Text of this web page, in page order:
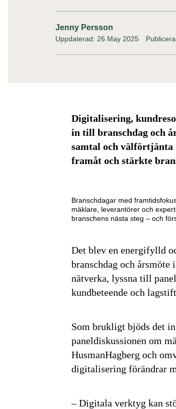
Jenny Persson
Uppdaterad: 26 May 2025
Digitalisering,
in till branschdag och
samtal och välförtjänta
framåt och stärkte
Branschdagar med
mäklare, leverantörer och
branschens nästa steg – och
Det blev en energifylld
branschdag och
nätverka, lyssna till
kundbeteende och
Som brukligt bjöds det
paneldiskussionen om
HusmanHagberg och
digitalisering förändrar
– Digitala verktyg kan